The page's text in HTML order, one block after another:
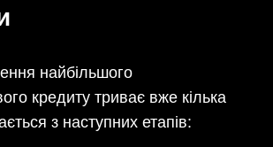
найбільшого
кредиту триває вже кілька
з наступних етапів: